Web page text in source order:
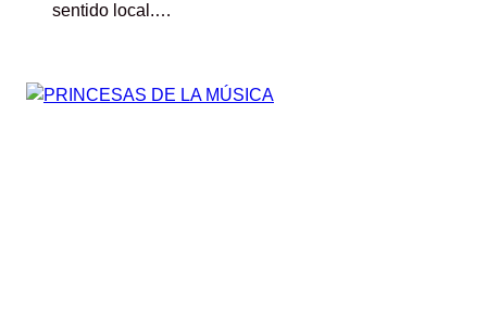
sentido local.…